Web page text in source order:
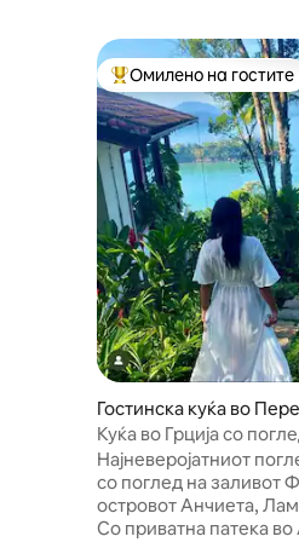
Меѓу најуспешните
Омилено на гостите
Гостинска куќа во
Мири
Куќа во Грција со
Promontory Site
Најневеројатниот
со поглед на заливот
островот Анчиета,
Со приватна патека во